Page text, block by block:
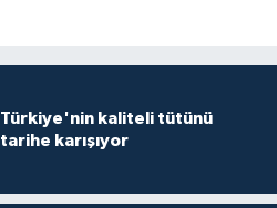
Türkiye'nin kaliteli tütünü
tarihe karışıyor